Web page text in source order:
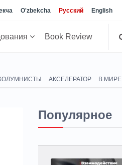
O'zbekcha Русский English
Book Review
АКСЕЛЕРАТОР В МИРЕ
Популярное